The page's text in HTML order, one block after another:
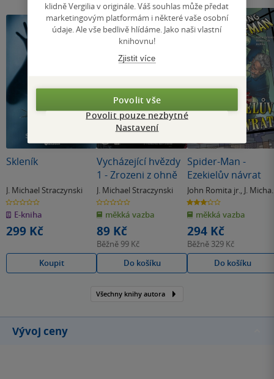
Skleník
J. Michael Straczynski
0.0
z
5
hvězdiček
E-kniha
299 Kč
Koupit
Vycházející hvězdy
1 - Zrozeni z ohně
J. Michael Straczynski
0.0
z
5
hvězdiček
měkká vazba
89 Kč
Běžně 99 Kč
Do košíku
Spider-Man -
Ezekielův návrat
John Romita jr., J.
Straczynski
3.0
z
5
hvězdiček
měkká vazba
294 Kč
Běžně 329 Kč
Do košíku
Všechny knihy autora
Vývoj ceny
klidně Vergilia v originále. Váš souhlas může předat
marketingovým platformám i některé vaše osobní
údaje. Ale vše bedlivě hlídáme. Jako naši vlastní
knihovnu!
Zjistit více
Povolit vše
Povolit pouze nezbytné
Nastavení